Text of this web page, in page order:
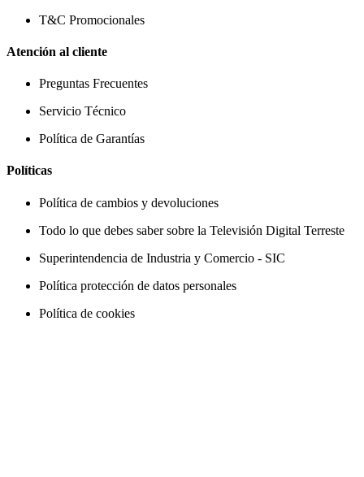
T&C Promocionales
Atención al cliente
Preguntas Frecuentes
Servicio Técnico
Política de Garantías
Políticas
Política de cambios y devoluciones
Todo lo que debes saber sobre la Televisión Digital Terreste
Superintendencia de Industria y Comercio - SIC
Política protección de datos personales
Política de cookies